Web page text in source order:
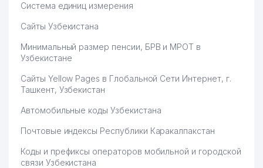
Система единиц измерения
Сайты Узбекистана
Минимальный размер пенсии, БРВ и МРОТ в
Узбекистане
Сайты Yellow Pages в Глобальной Сети Интернет, г.
Ташкент, Узбекистан
Автомобильные коды Узбекистана
Почтовые индексы Республики Каракалпакстан
Коды и префиксы операторов мобильной и городской
связи Узбекистана